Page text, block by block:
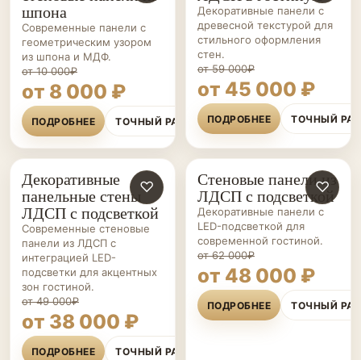
шпона
Современные панели с
геометрическим узором
из шпона и МДФ.
от 10 000₽
от 8 000 ₽
ПОДРОБНЕЕ ТОЧНЫЙ РАСЧЁТ
Декоративные панели с
древесной текстурой для
стильного оформления
стен.
от 59 000₽
от 45 000 ₽
ПОДРОБНЕЕ ТОЧНЫЙ
СТЕНОВЫЕ
ПАНЕЛИ НА ЗАКАЗ
♡
Декоративные
панельные стены
ЛДСП с подсветкой
Современные стеновые
панели из ЛДСП с
интеграцией LED-
подсветки для акцентных
зон гостиной.
от 49 000₽
от 38 000 ₽
ПОДРОБНЕЕ ТОЧНЫЙ РАСЧЁТ
СТЕНОВЫЕ
ПАНЕЛИ НА ЗАКАЗ
♡
Стеновые панели из
ЛДСП с подсветкой
Декоративные панели с
LED-подсветкой для
современной гостиной.
от 62 000₽
от 48 000 ₽
ПОДРОБНЕЕ ТОЧНЫЙ